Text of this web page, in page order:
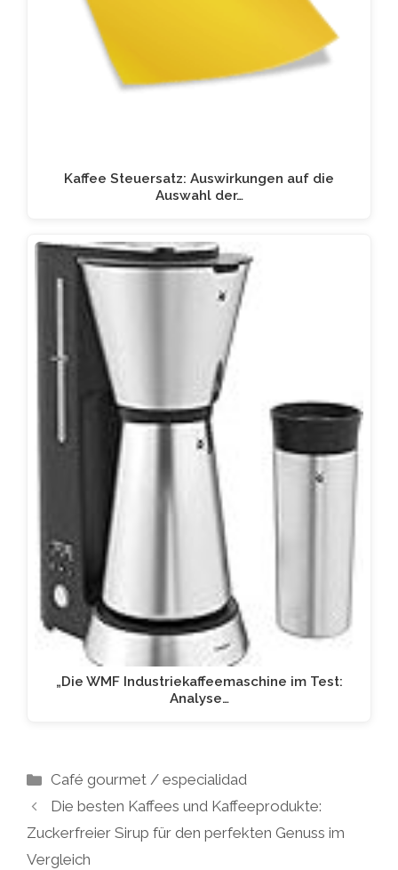
Kaffee Steuersatz: Auswirkungen auf die
Auswahl der…
„Die WMF Industriekaffeemaschine im Test:
Analyse…
Kategorien
Café gourmet / especialidad
Die besten Kaffees und Kaffeeprodukte:
Zuckerfreier Sirup für den perfekten Genuss im
Vergleich